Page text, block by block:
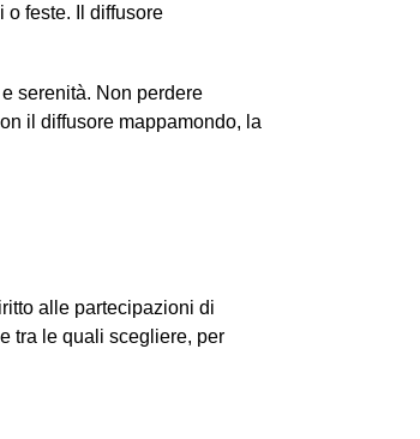
o feste. Il diffusore
serenità. Non perdere
il diffusore mappamondo, la
alle partecipazioni di
tra le quali scegliere, per